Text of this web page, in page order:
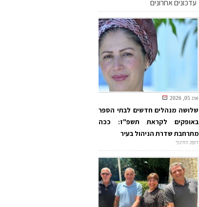
עדכונים אחרונים
אוג 05, 2026
שלושה מנהלים חדשים לבתי הספר
באופקים לקראת תשפ"ז: ככה
מתרחבת שדרת הניהול בעיר
דופק החינוך